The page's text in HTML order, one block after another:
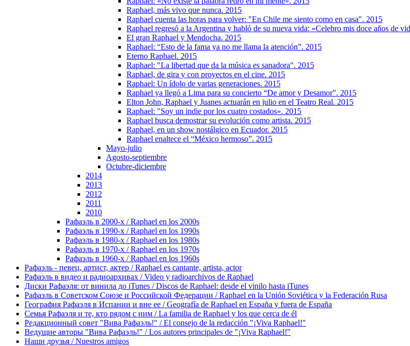
Raphael, más vivo que nunca. 2015
Raphael cuenta las horas para volver: "En Chile me siento como en casa". 2015
Raphael regresó a la Argentina y habló de su nueva vida: «Celebro mis doce años de
El gran Raphael y Mendocha. 2015
Raphael: “Esto de la fama ya no me llama la atención”. 2015
Eterno Raphael. 2015
Raphael: "La libertad que da la música es sanadora". 2015
Raphael, de gira y con proyectos en el cine. 2015
Raphael: Un ídolo de varias generaciones. 2015
Raphael ya llegó a Lima para su concierto “De amor y Desamor”. 2015
Elton John, Raphael y Juanes actuarán en julio en el Teatro Real. 2015
Raphael: "Soy un indie por los cuatro costados». 2015
Raphael busca demostrar su evolución como artista. 2015
Raphael, en un show nostálgico en Ecuador. 2015
Raphael enaltece el “México hermoso”. 2015
Mayo-julio
Agosto-septiembre
Octubre-diciembre
2014
2013
2012
2011
2010
Рафаэль в 2000-х / Raphael en los 2000s
Рафаэль в 1990-х / Raphael en los 1990s
Рафаэль в 1980-х / Raphael en los 1980s
Рафаэль в 1970-х / Raphael en los 1970s
Рафаэль в 1960-х / Raphael en los 1960s
Рафаэль - певец, артист, актер / Raphael es cantante, artista, actor
Рафаэль в видео и радиоархивах / Video y radioarchivos de Raphael
Диски Рафаэля: от винила до iTunes / Discos de Raphael: desde el vinilo hasta iTunes
Рафаэль в Советском Союзе и Российской Федерации / Raphael en la Unión Soviética y la Federación Rusa
География Рафаэля в Испании и вне ее / Geografía de Raphael en España y fuera de España
Семья Рафаэля и те, кто рядом с ним / La familia de Raphael y los que cerca de él
Редакционный совет "Вива Рафаэль!" / El consejo de la redacción "¡Viva Raphael!"
Ведущие авторы "Вива Рафаэль!" / Los autores principales de "¡Viva Raphael!"
Наши друзья / Nuestros amigos